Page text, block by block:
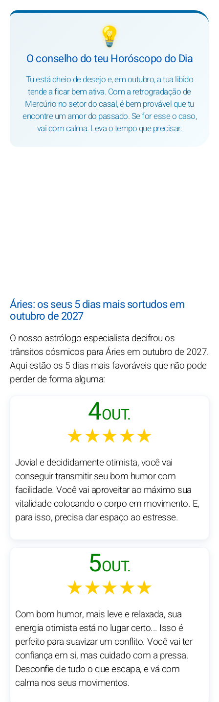
💡
O conselho do teu Horóscopo do Dia
Tu está cheio de desejo e, em outubro, a tua libido
tende a ficar bem ativa. Com a retrogradação de
Mercúrio no setor do casal, é bem provável que tu
encontre um amor do passado. Se for esse o caso,
vai com calma. Leva o tempo que precisar.
Áries: os seus 5 dias mais sortudos em
outubro de 2027
O nosso astrólogo especialista decifrou os
trânsitos cósmicos para Áries em outubro de 2027.
Aqui estão os 5 dias mais favoráveis que não pode
perder de forma alguma:
4OUT.
★★★★★
Jovial e decididamente otimista, você vai
conseguir transmitir seu bom humor com
facilidade. Você vai aproveitar ao máximo sua
vitalidade colocando o corpo em movimento. E,
para isso, precisa dar espaço ao estresse.
5OUT.
★★★★★
Com bom humor, mais leve e relaxada, sua
energia otimista está no lugar certo... Isso é
perfeito para suavizar um conflito. Você vai ter
confiança em si, mas cuidado com a pressa.
Desconfie de tudo o que escapa, e vá com
calma nos seus movimentos.